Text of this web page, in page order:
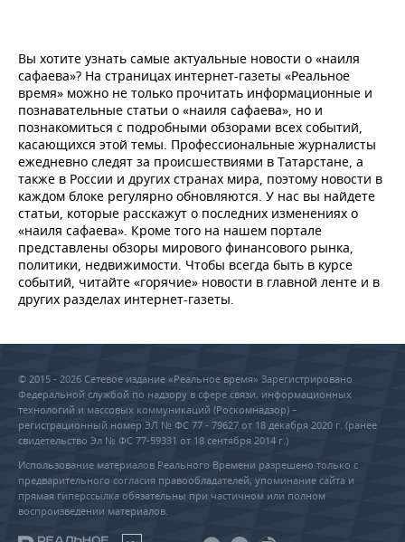
Вы хотите узнать самые актуальные новости о «наиля
сафаева»? На страницах интернет-газеты «Реальное
время» можно не только прочитать информационные и
познавательные статьи о «наиля сафаева», но и
познакомиться с подробными обзорами всех событий,
касающихся этой темы. Профессиональные журналисты
ежедневно следят за происшествиями в Татарстане, а
также в России и других странах мира, поэтому новости в
каждом блоке регулярно обновляются. У нас вы найдете
статьи, которые расскажут о последних изменениях о
«наиля сафаева». Кроме того на нашем портале
представлены обзоры мирового финансового рынка,
политики, недвижимости. Чтобы всегда быть в курсе
событий, читайте «горячие» новости в главной ленте и в
других разделах интернет-газеты.
© 2015 - 2026 Сетевое издание «Реальное время» Зарегистрировано
Федеральной службой по надзору в сфере связи, информационных
технологий и массовых коммуникаций (Роскомнадзор) –
регистрационный номер ЭЛ № ФС 77 - 79627 от 18 декабря 2020 г. (ранее
свидетельство Эл № ФС 77-59331 от 18 сентября 2014 г.)
Использование материалов Реального Времени разрешено только с
предварительного согласия правообладателей, упоминание сайта и
прямая гиперссылка обязательны при частичном или полном
воспроизведении материалов.